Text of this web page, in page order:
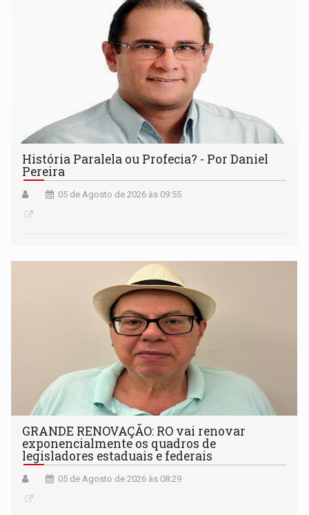
História Paralela ou Profecia? - Por Daniel
Pereira
05 de Agosto de 2026 às 09:55
GRANDE RENOVAÇÃO: RO vai renovar
exponencialmente os quadros de
legisladores estaduais e federais
05 de Agosto de 2026 às 08:29